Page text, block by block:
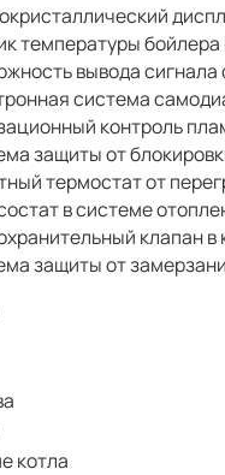
температуры
вывода сигнала
система
контроль
защиты от
термостат от
в системе
клапан
защиты от
котла